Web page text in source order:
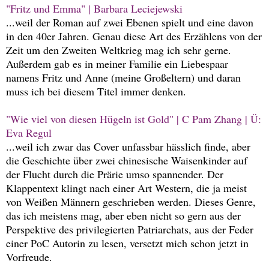
"Fritz und Emma" | Barbara Leciejewski
...weil der Roman auf zwei Ebenen spielt und eine davon
in den 40er Jahren. Genau diese Art des Erzählens von der
Zeit um den Zweiten Weltkrieg mag ich sehr gerne.
Außerdem gab es in meiner Familie ein Liebespaar
namens Fritz und Anne (meine Großeltern) und daran
muss ich bei diesem Titel immer denken.
"Wie viel von diesen Hügeln ist Gold" | C Pam Zhang | Ü:
Eva Regul
...weil ich zwar das Cover unfassbar hässlich finde, aber
die Geschichte über zwei chinesische Waisenkinder auf
der Flucht durch die Prärie umso spannender. Der
Klappentext klingt nach einer Art Western, die ja meist
von Weißen Männern geschrieben werden. Dieses Genre,
das ich meistens mag, aber eben nicht so gern aus der
Perspektive des privilegierten Patriarchats, aus der Feder
einer PoC Autorin zu lesen, versetzt mich schon jetzt in
Vorfreude.